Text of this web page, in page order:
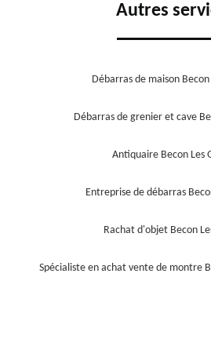
Autres
Débarras de maison
Débarras de grenier et cave
Antiquaire Becon Les
Entreprise de débarras
Rachat d'objet Becon
Spécialiste en achat vente de montre